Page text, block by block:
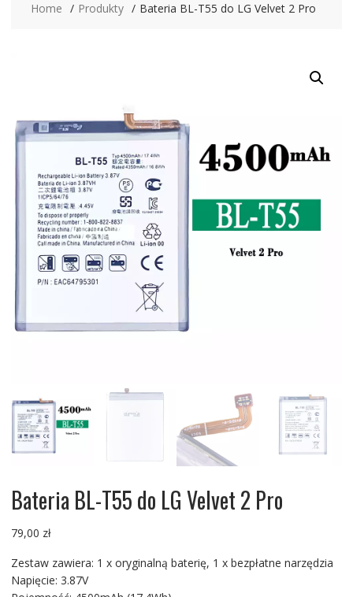
Home Produkty Bateria BL-T55 do LG Velvet 2 Pro
Bateria BL-T55 do LG Velvet 2 Pro
79,00 zł
Zestaw zawiera: 1 x oryginalną baterię, 1 x bezpłatne narzędzia
Napięcie: 3.87V